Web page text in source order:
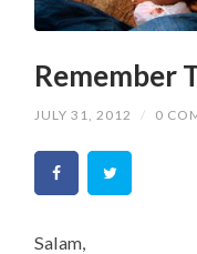
Remember
JULY 31, 2012 / 0
Salam,